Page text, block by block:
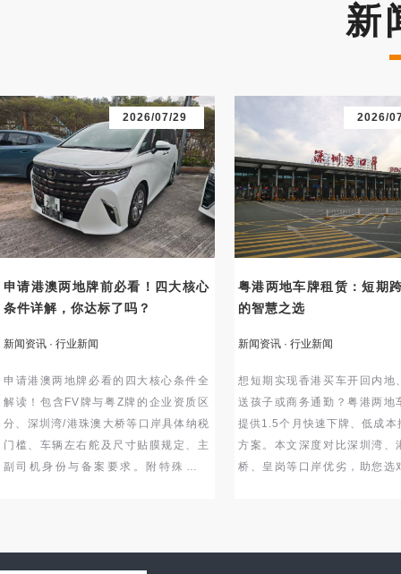
新
2026/07/29
申请港澳两地牌前必看！四大核心
条件详解，你达标了吗？
新闻资讯 · 行业新闻
申请港澳两地牌必看的四大核心条件全
解读！包含FV牌与粤Z牌的企业资质区
分、深圳湾/港珠澳大桥等口岸具体纳税
门槛、车辆左右舵及尺寸贴膜规定、主
副司机身份与备案要求。附特殊通道
2026/
粤港两地车牌租赁：短期
的智慧之选
新闻资讯 · 行业新闻
想短期实现香港买车开回内地
送孩子或商务通勤？粤港两地
提供1.5个月快速下牌、低成本
方案。本文深度对比深圳湾、
桥、皇岗等口岸优劣，助您选